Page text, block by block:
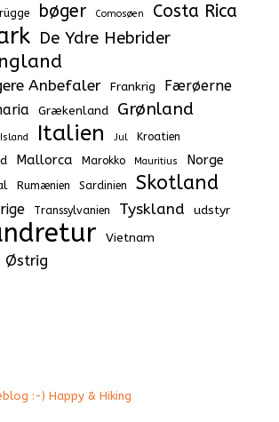
bøger Comosøen Costa Rica
De Ydre Hebrider
Anbefaler Frankrig Færøerne
Grækenland Grønland
Island Italien Jul Kroatien
Mallorca Marokko Mauritius Norge
Rumænien Sardinien
Skotland
Transsylvanien Tyskland udstyr
Vietnam
Østrig
:-) Happy & Hiking